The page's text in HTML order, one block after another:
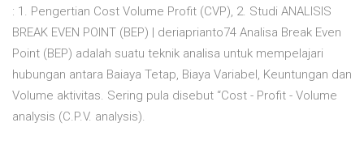
: 1. Pengertian Cost Volume Profit (CVP), 2. Studi ANALISIS
BREAK EVEN POINT (BEP) | deriaprianto74 Analisa Break Even
Point (BEP) adalah suatu teknik analisa untuk mempelajari
hubungan antara Baiaya Tetap, Biaya Variabel, Keuntungan dan
Volume aktivitas. Sering pula disebut “Cost - Profit - Volume
analysis (C.P.V. analysis).